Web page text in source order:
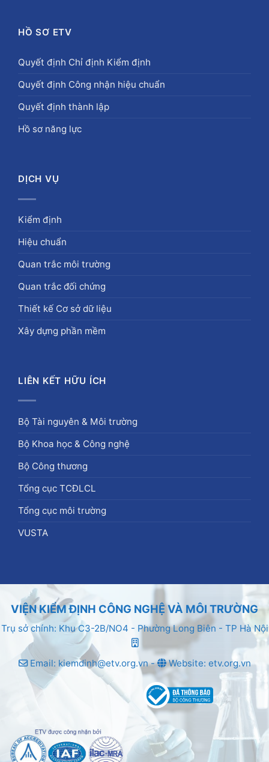
HỒ SƠ ETV
Quyết định Chỉ định Kiểm định
Quyết định Công nhận hiệu chuẩn
Quyết định thành lập
Hồ sơ năng lực
DỊCH VỤ
Kiểm định
Hiệu chuẩn
Quan trắc môi trường
Quan trắc đối chứng
Thiết kế Cơ sở dữ liệu
Xây dựng phần mềm
LIÊN KẾT HỮU ÍCH
Bộ Tài nguyên & Môi trường
Bộ Khoa học & Công nghệ
Bộ Công thương
Tổng cục TCĐLCL
Tổng cục môi trường
VUSTA
VIỆN KIỂM ĐỊNH CÔNG NGHỆ VÀ MÔI TRƯỜNG
Trụ sở chính: Khu C3-2B/NO4 - Phường Long Biên - TP Hà Nội
Email: kiemdinh@etv.org.vn - Website: etv.org.vn